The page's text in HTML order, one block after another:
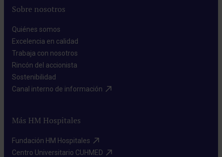
Sobre nosotros
Quiénes somos​
Excelencia en calidad​
Trabaja con nosotros​
Rincón del accionista​
Sostenibilidad​
Canal interno de información​
Más HM Hospitales
Fundación HM Hospitales​
Centro Universitario CUHMED​